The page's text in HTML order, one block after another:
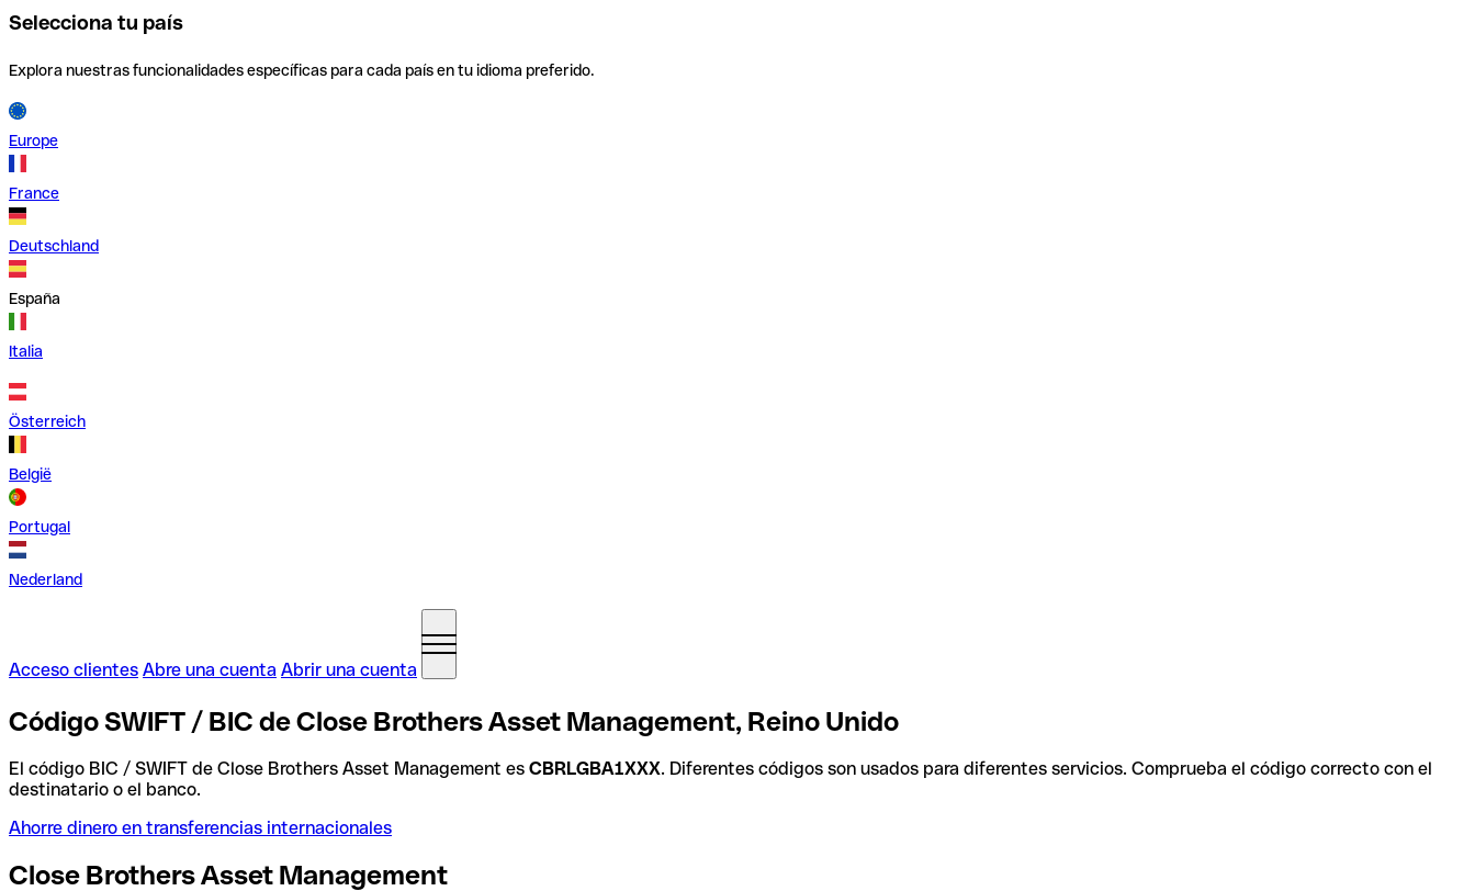
Selecciona tu país
Explora nuestras funcionalidades específicas para cada país en tu idioma preferido.
Europe
France
Deutschland
España
Italia
Österreich
België
Portugal
Nederland
Acceso clientes Abre una cuenta Abrir una cuenta
Código SWIFT / BIC de Close Brothers Asset Management, Reino Unido
El código BIC / SWIFT de Close Brothers Asset Management es CBRLGBA1XXX. Diferentes códigos son usados para diferentes servicios. Comprueba el código correcto con el
destinatario o el banco.
Ahorre dinero en transferencias internacionales
Close Brothers Asset Management